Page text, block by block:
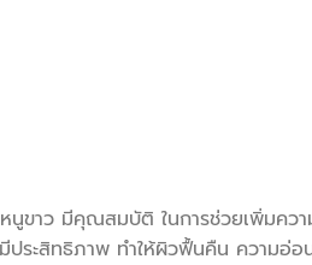
หนูขาว มีคุณสมบัติ ในการช่วยเพิ่ม
ระสิทธิภาพ ทำให้ผิวฟื้นคืน ความอ่